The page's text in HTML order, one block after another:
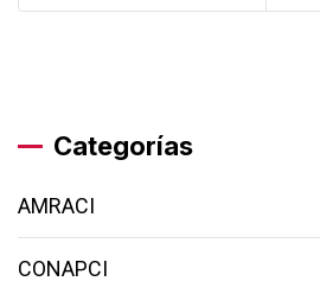
Categorías
AMRACI
CONAPCI